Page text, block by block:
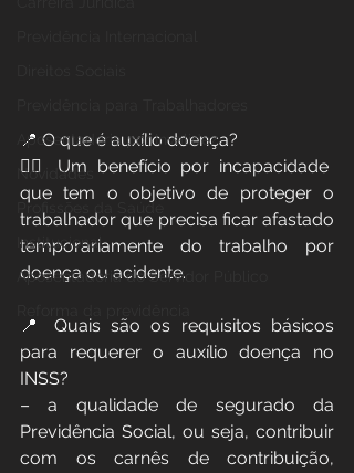
Aposentadoria por Invalidez
Novidades
Profissões da Saúde
Institucional
Aposentadoria do Servidor Público
📍 O que é auxílio doença?
👉🏻 Um benefício por incapacidade
que tem o objetivo de proteger o
trabalhador que precisa ficar afastado
temporariamente do trabalho por
doença ou acidente.
📍 Quais são os requisitos básicos
para requerer o auxílio doença no
INSS?
– a qualidade de segurado da
Previdência Social, ou seja, contribuir
com os carnês de contribuição,